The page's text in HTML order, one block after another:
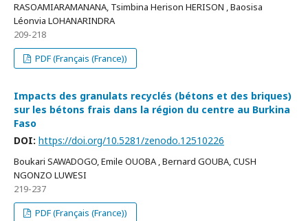
RASOAMIARAMANANA, Tsimbina Herison HERISON , Baosisa
Léonvia LOHANARINDRA
209-218
PDF (Français (France))
Impacts des granulats recyclés (bétons et des briques)
sur les bétons frais dans la région du centre au Burkina
Faso
DOI: https://doi.org/10.5281/zenodo.12510226
Boukari SAWADOGO, Emile OUOBA , Bernard GOUBA, CUSH
NGONZO LUWESI
219-237
PDF (Français (France))